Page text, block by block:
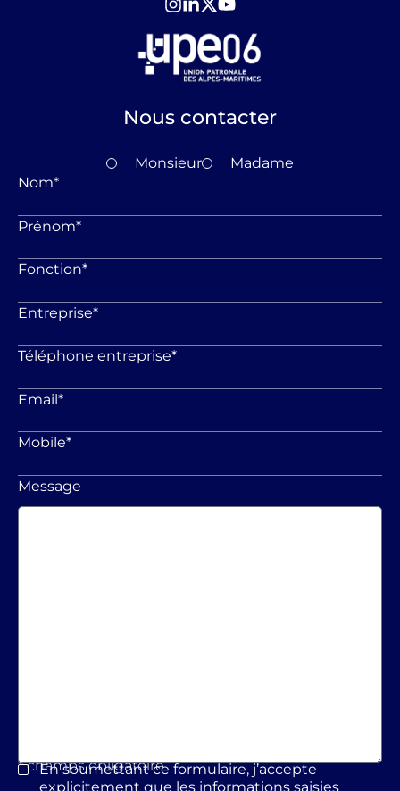
Nous contacter
Monsieur
Madame
Nom*
Prénom*
Fonction*
Entreprise*
Téléphone entreprise*
Email*
Mobile*
Message
* champs obligatoire
En soumettant ce formulaire, j’accepte
explicitement que les informations saisies